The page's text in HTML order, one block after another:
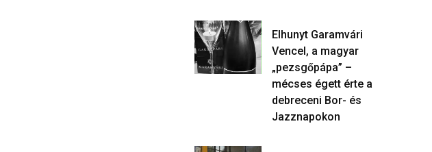
Elhunyt Garamvári
Vencel, a magyar
„pezsgőpápa” –
mécses égett érte a
debreceni Bor- és
Jazznapokon